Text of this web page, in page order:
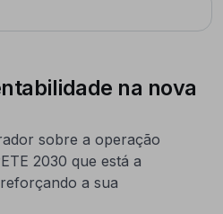
na nova
sobre a operação
2030 que está a
a sua